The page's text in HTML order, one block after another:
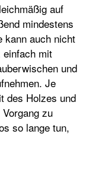
auf
mindestens
kann auch nicht
einfach mit
und
Je
des Holzes und
zu
so lange tun,